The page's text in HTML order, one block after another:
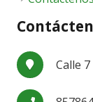
Calle